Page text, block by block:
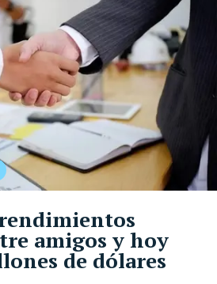
amigos y hoy
de dólares